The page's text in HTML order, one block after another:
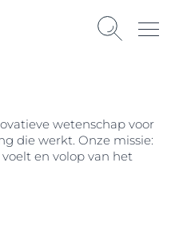
wetenschap voor
die werkt. Onze missie:
en volop van het